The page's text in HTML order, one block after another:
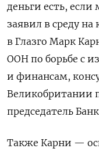
деньги есть,
заявил в среду
в Глазго Марк
ООН по борьбе с
и финансам,
Великобритании
председатель
Также Карни —